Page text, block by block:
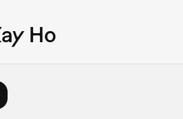
Ho